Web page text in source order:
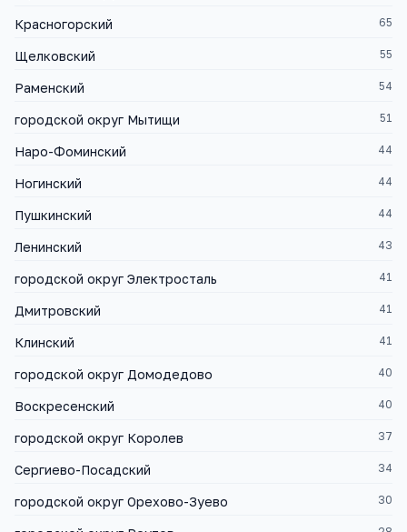
Красногорский 65
Щелковский 55
Раменский 54
городской округ Мытищи 51
Наро-Фоминский 44
Ногинский 44
Пушкинский 44
Ленинский 43
городской округ Электросталь 41
Дмитровский 41
Клинский 41
городской округ Домодедово 40
Воскресенский 40
городской округ Королев 37
Сергиево-Посадский 34
городской округ Орехово-Зуево 30